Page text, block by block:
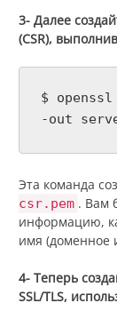
3- Далее
(CSR),
$
-out
Эта команда
csr.pem . Вам
информацию,
имя (доменное
4- Теперь
SSL/TLS,